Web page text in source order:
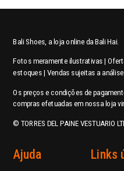
Bali Shoes, a loja online da Bali Hai.
Fotos meramente ilustrativas |
estoques | Vendas sujeitas a
Os preços e condições de
compras efetuadas em nossa loja
© TORRES DEL PAINE VESTUARIO
Ajuda Links